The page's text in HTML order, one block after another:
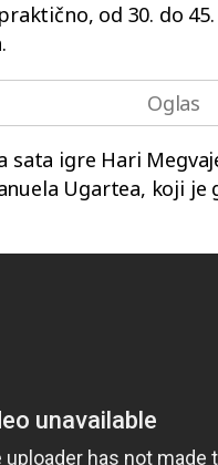
od 30. do
sata igre Hari
Ugartea, koji